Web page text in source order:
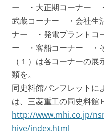
ー ・大正期コーナー
武蔵コーナー ・会社生
ナー ・発電プラントコ
ー ・客船コーナー ・
（１）は各コーナーの
類を。
同史料館パンフレットに
は、三菱重工の同史料館
http://www.mhi.co.jp/
hive/index.html